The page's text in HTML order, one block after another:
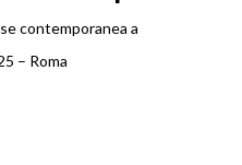
contemporanea a
– Roma